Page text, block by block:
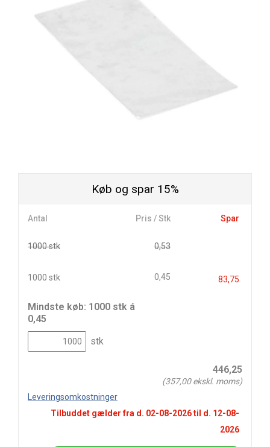
Køb og spar 15%
Antal Pris / Stk Spar
1000 stk 0,53
1000 stk 0,45 83,75
Mindste køb: 1000 stk á
0,45
stk
446,25
(357,00ekskl. moms)
Leveringsomkostninger
Tilbuddet gælder fra d. 02-08-2026til d. 12-08-
2026